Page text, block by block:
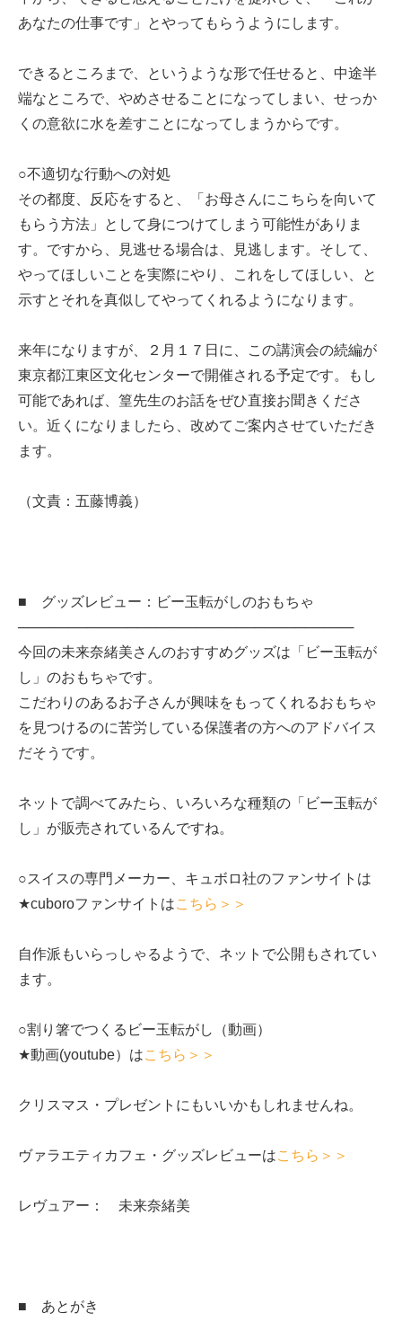
あなたの仕事です」とやってもらうようにします。
できるところまで、というような形で任せると、中途半
端なところで、やめさせることになってしまい、せっか
くの意欲に水を差すことになってしまうからです。
○不適切な行動への対処
その都度、反応をすると、「お母さんにこちらを向いて
もらう方法」として身につけてしまう可能性がありま
す。ですから、見逃せる場合は、見逃します。そして、
やってほしいことを実際にやり、これをしてほしい、と
示すとそれを真似してやってくれるようになります。
来年になりますが、２月１７日に、この講演会の続編が
東京都江東区文化センターで開催される予定です。もし
可能であれば、篁先生のお話をぜひ直接お聞きくださ
い。近くになりましたら、改めてご案内させていただき
ます。
（文責：五藤博義）
■ グッズレビュー：ビー玉転がしのおもちゃ
──────────────────────────────────
今回の未来奈緒美さんのおすすめグッズは「ビー玉転が
し」のおもちゃです。
こだわりのあるお子さんが興味をもってくれるおもちゃ
を見つけるのに苦労している保護者の方へのアドバイス
だそうです。
ネットで調べてみたら、いろいろな種類の「ビー玉転が
し」が販売されているんですね。
○スイスの専門メーカー、キュボロ社のファンサイトは
★cuboroファンサイトはこちら＞＞
自作派もいらっしゃるようで、ネットで公開もされてい
ます。
○割り箸でつくるビー玉転がし（動画）
★動画(youtube）はこちら＞＞
クリスマス・プレゼントにもいいかもしれませんね。
ヴァラエティカフェ・グッズレビューはこちら＞＞
レヴュアー： 未来奈緒美
■ あとがき